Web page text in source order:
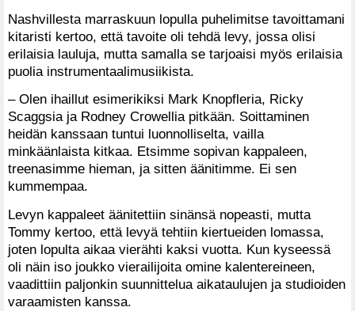
Nashvillesta marraskuun lopulla puhelimitse tavoittamani
kitaristi kertoo, että tavoite oli tehdä levy, jossa olisi
erilaisia lauluja, mutta samalla se tarjoaisi myös erilaisia
puolia instrumentaalimusiikista.
– Olen ihaillut esimerikiksi Mark Knopfleria, Ricky
Scaggsia ja Rodney Crowellia pitkään. Soittaminen
heidän kanssaan tuntui luonnolliselta, vailla
minkäänlaista kitkaa. Etsimme sopivan kappaleen,
treenasimme hieman, ja sitten äänitimme. Ei sen
kummempaa.
Levyn kappaleet äänitettiin sinänsä nopeasti, mutta
Tommy kertoo, että levyä tehtiin kiertueiden lomassa,
joten lopulta aikaa vierähti kaksi vuotta. Kun kyseessä
oli näin iso joukko vierailijoita omine kalentereineen,
vaadittiin paljonkin suunnittelua aikataulujen ja studioiden
varaamisten kanssa.